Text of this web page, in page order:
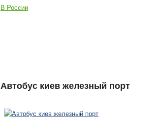
В России
Автобус киев железный порт